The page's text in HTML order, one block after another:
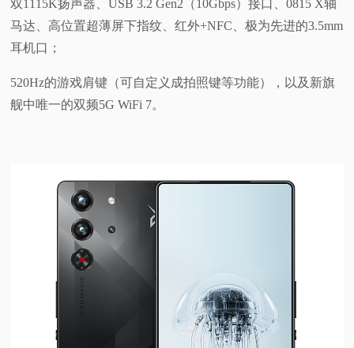
双1115K扬声器、USB 3.2 Gen2（10Gbps）接口、0815 X轴
马达、高位置超薄屏下指纹、红外+NFC、极为先进的3.5mm
耳机口；
520Hz的游戏肩键（可自定义成拍照键等功能），以及新旗
舰中唯一的双频5G WiFi 7。